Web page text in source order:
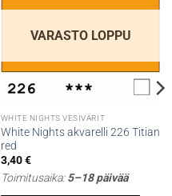
VARASTO LOPPU
WHITE NIGHTS VESIVÄRIT
White Nights akvarelli 226 Titian
red
3,40€
Toimitusaika:5–18 päivää